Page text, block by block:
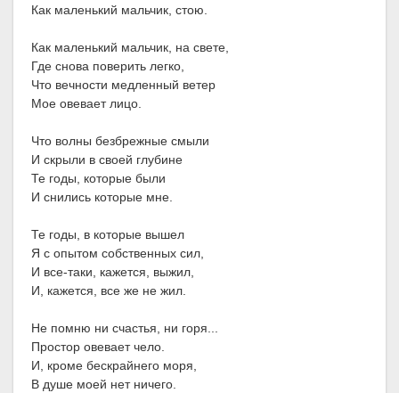
Как маленький мальчик, стою.
Как маленький мальчик, на свете,
Где снова поверить легко,
Что вечности медленный ветер
Мое овевает лицо.
Что волны безбрежные смыли
И скрыли в своей глубине
Те годы, которые были
И снились которые мне.
Те годы, в которые вышел
Я с опытом собственных сил,
И все-таки, кажется, выжил,
И, кажется, все же не жил.
Не помню ни счастья, ни горя...
Простор овевает чело.
И, кроме бескрайнего моря,
В душе моей нет ничего.